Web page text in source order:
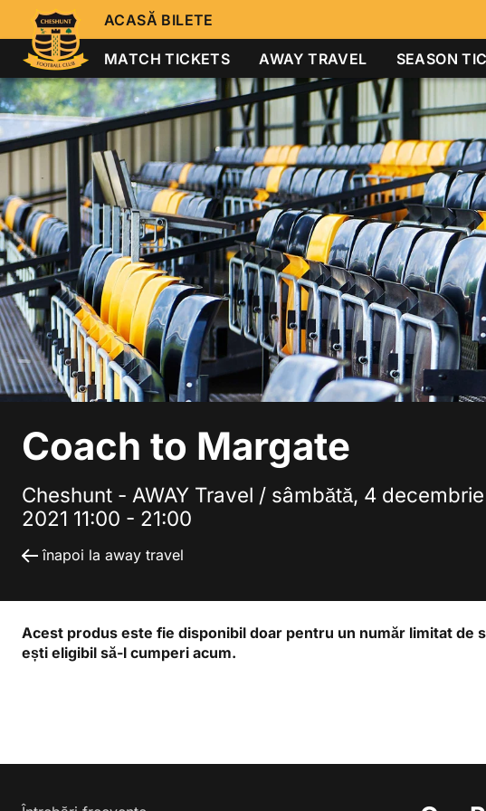
ACASĂ BILETE
MATCH TICKETS AWAY TRAVEL SEASON
Coach to Margate
Cheshunt - AWAY Travel / sâmbătă, 4 decembrie
2021 11:00 - 21:00
înapoi la away travel
Acest produs este fie disponibil doar pentru un număr limitat de
ești eligibil să-l cumperi acum.